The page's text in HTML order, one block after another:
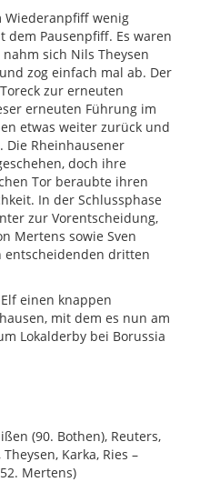
Wiederanpfiff wenig
dem Pausenpfiff. Es waren
sich Nils Theysen
zog einfach mal ab. Der
zur erneuten
erneuten Führung im
etwas weiter zurück und
Rheinhausener
doch ihre
Tor beraubte ihren
In der Schlussphase
zur Vorentscheidung,
Mertens sowie Sven
entscheidenden dritten
einen knappen
mit dem es nun am
Lokalderby bei Borussia
(90. Bothen), Reuters,
Karka, Ries –
Mertens)